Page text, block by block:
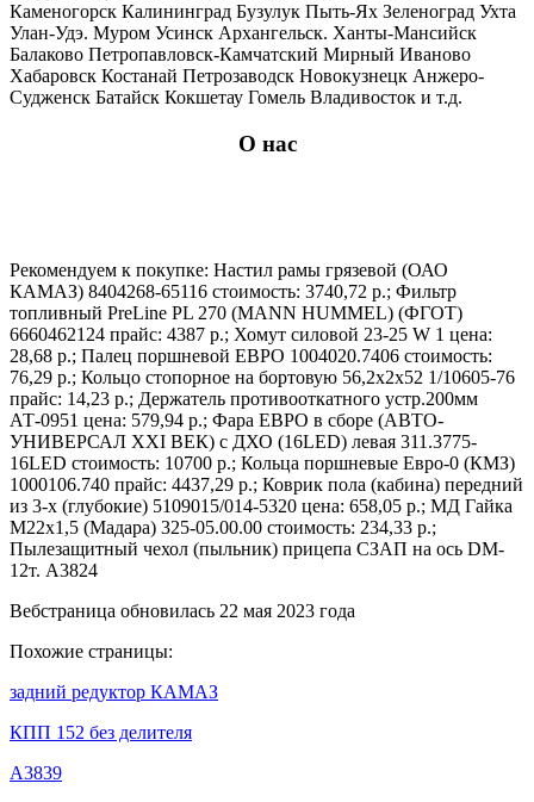
Каменогорск Калининград Бузулук Пыть-Ях Зеленоград Ухта
Улан-Удэ. Муром Усинск Архангельск. Ханты-Мансийск
Балаково Петропавловск-Камчатский Мирный Иваново
Хабаровск Костанай Петрозаводск Новокузнецк Анжеро-
Судженск Батайск Кокшетау Гомель Владивосток и т.д.
О нас
Рекомендуем к покупке: Настил рамы грязевой (ОАО
КАМАЗ) 8404268-65116 стоимость: 3740,72 р.; Фильтр
топливный PreLine PL 270 (MANN HUMMEL) (ФГОТ)
6660462124 прайс: 4387 р.; Хомут силовой 23-25 W 1 цена:
28,68 р.; Палец поршневой ЕВРО 1004020.7406 стоимость:
76,29 р.; Кольцо стопорное на бортовую 56,2х2х52 1/10605-76
прайс: 14,23 р.; Держатель противооткатного устр.200мм
АТ-0951 цена: 579,94 р.; Фара ЕВРО в сборе (АВТО-
УНИВЕРСАЛ XXI ВЕК) с ДХО (16LED) левая 311.3775-
16LED стоимость: 10700 р.; Кольца поршневые Евро-0 (КМЗ)
1000106.740 прайс: 4437,29 р.; Коврик пола (кабина) передний
из 3-х (глубокие) 5109015/014-5320 цена: 658,05 р.; МД Гайка
М22х1,5 (Мадара) 325-05.00.00 стоимость: 234,33 р.;
Пылезащитный чехол (пыльник) прицепа СЗАП на ось DM-
12т. А3824
Вебстраница обновилась 22 мая 2023 года
Похожие страницы:
задний редуктор КАМАЗ
КПП 152 без делителя
А3839